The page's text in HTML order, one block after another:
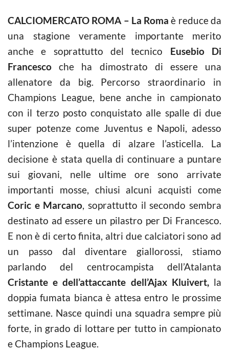
CALCIOMERCATO ROMA – La Roma è reduce da
una stagione veramente importante merito
anche e soprattutto del tecnico Eusebio Di
Francesco che ha dimostrato di essere una
allenatore da big. Percorso straordinario in
Champions League, bene anche in campionato
con il terzo posto conquistato alle spalle di due
super potenze come Juventus e Napoli, adesso
l’intenzione è quella di alzare l’asticella. La
decisione è stata quella di continuare a puntare
sui giovani, nelle ultime ore sono arrivate
importanti mosse, chiusi alcuni acquisti come
Coric e Marcano, soprattutto il secondo sembra
destinato ad essere un pilastro per Di Francesco.
E non è di certo finita, altri due calciatori sono ad
un passo dal diventare giallorossi, stiamo
parlando del centrocampista dell’Atalanta
Cristante e dell’attaccante dell’Ajax Kluivert,la
doppia fumata bianca è attesa entro le prossime
settimane. Nasce quindi una squadra sempre più
forte, in grado di lottare per tutto in campionato
e Champions League.